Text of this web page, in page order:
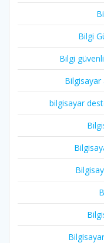
Bilgi
Bilgi
Bilgisayar
bilgisayar